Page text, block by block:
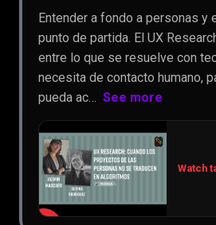
Entender a fondo a personas y
punto de partida. El UX
entre lo que se resuelve con
necesita de contacto humano,
pueda ac… See more
Watch